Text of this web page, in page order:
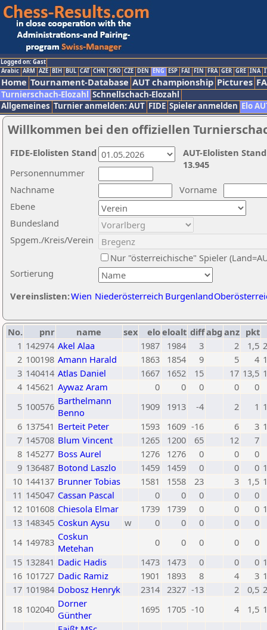
Logged on: Gast
Arabic ARM AZE BIH BUL CAT CHN CRO CZE DEN ENG ESP FAI FIN FRA GER GRE INA
Home Tournament-Database AUT championship Pictures
Turnierschach-Elozahl Schnellschach-Elozahl
Allgemeines Turnier anmelden: AUT FIDE Spieler anmelden Elo
Willkommen bei den offiziellen
Nachname
Vorname
Ebene
Sortierung
Personennummer
Bundesland
Spgem./Kreis/Verein
Nur "österreichische" Spieler
Vereinslisten:Wien Niederösterreich Burgenland
AUT-Elolisten
13.945
FIDE-Elolisten Stand
No. pnr name sex eloeloalt diffabg anz pkt
1 142974 Akel Alaa 1987 1984 3 2 1,5
2 100198 Amann Harald 1863 1854 9 5 4
3 140414 Atlas Daniel 1667 1652 15 17 13,5
4 145621 Aywaz Aram 0 0 0 0
0
5 100576 Barthelmann
Benno
1909 1913 -4 2 1
6 137541 Berteit Peter 1593 1609 -16 6 3
7 145708 Blum Vincent 1265 1200 65 12
7
8 145277 Boss Aurel 1276 1276 0 0
0
9 136487 Botond Laszlo 1459 1459 0 0 0
10 144137 Brunner Tobias 1581 1558 23 3 1,5
11 145047 Cassan Pascal 0 0 0 0
0
12 101608 Chiesola Elmar 1739 1739 0 0 0
13 148345 Coskun Aysu w 0 0 0 0
0
14 149783 Coskun
Metehan
0 0 0 0
0
15 132841 Dadic Hadis 1473 1473 0 0 0
16 101727 Dadic Ramiz 1901 1893 8 4 3
17 101984 Dobosz Henryk 2314 2327 -13 2 0,5
18 102040 Dorner
Günther
1695 1705 -10 4 1,5